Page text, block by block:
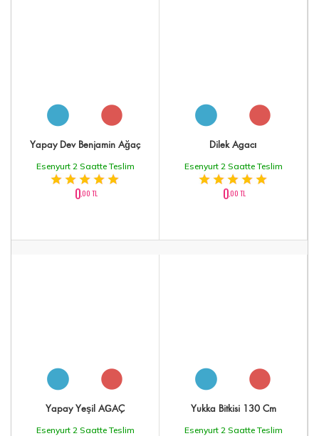
Yapay Dev Benjamin Ağaç
Esenyurt 2 Saatte Teslim
0,00 TL
Dilek Agacı
Esenyurt 2 Saatte Teslim
0,00 TL
Yapay Yeşil AĞAÇ
Esenyurt 2 Saatte Teslim
Yukka Bitkisi 130 Cm
Esenyurt 2 Saatte Teslim